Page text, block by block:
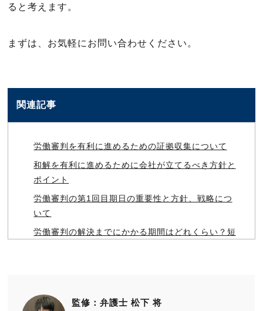
ると考えます。
まずは、お気軽にお問い合わせください。
関連記事
労働審判を有利に進めるための証拠収集について
和解を有利に進めるために会社が立てるべき方針と
ポイント
労働審判の第1回目期日の重要性と方針、戦略につ
いて
労働審判の解決までにかかる期間はどれくらい？短
雇止めの労働審判で会社側が主張するべき反論、答
監修：弁護士 松下 将